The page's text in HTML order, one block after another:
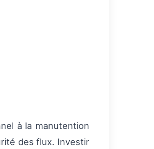
à la manutention
des flux. Investir